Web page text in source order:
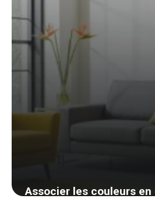
Associer les couleurs en